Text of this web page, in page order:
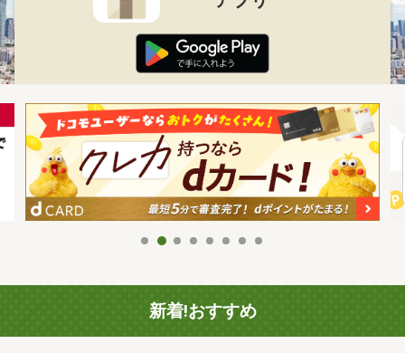
新着!おすすめ